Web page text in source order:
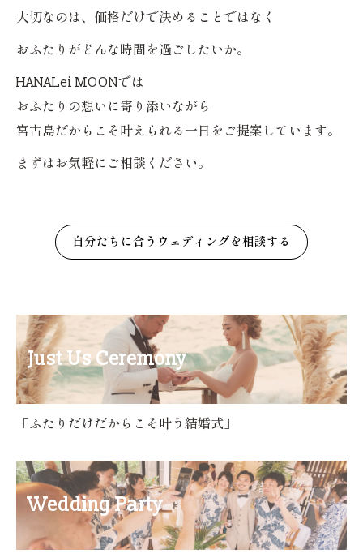
大切なのは、価格だけで決めることではなく
おふたりがどんな時間を過ごしたいか。
HANALei MOONでは
おふたりの想いに寄り添いながら
宮古島だからこそ叶えられる一日をご提案しています。
まずはお気軽にご相談ください。
自分たちに合うウェディングを相談する
Just Us Ceremony
「ふたりだけだからこそ叶う結婚式」
Wedding Party